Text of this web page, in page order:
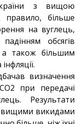
з вищою
правило, більше
на вуглець,
обсягів
також більшим
визначення
при передачі
Результати
вищими викидами